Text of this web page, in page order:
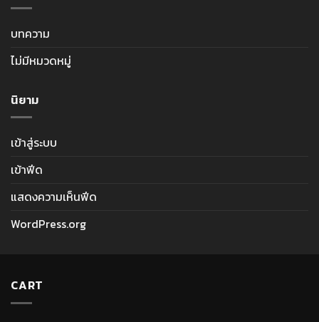
บทความ
ไม่มีหมวดหมู่
นิยาม
เข้าสู่ระบบ
เข้าฟีด
แสดงความเห็นฟีด
WordPress.org
CART